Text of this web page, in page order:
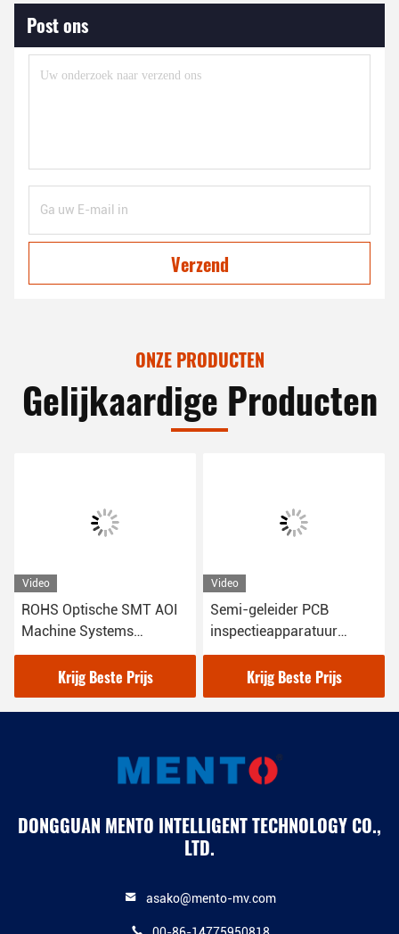
Post ons
Verzend
ONZE PRODUCTEN
Gelijkaardige Producten
Video
ROHS Optische SMT AOI
Machine Systems
Inspection SMEMA
StandardKrijg Beste Prijs
Video
Semi-geleider PCB
inspectieapparatuur
ISO9000 gecertificeerd
Krijg Beste Prijs
DONGGUAN MENTO INTELLIGENT TECHNOLOGY CO.,
LTD.
asako@mento-mv.com